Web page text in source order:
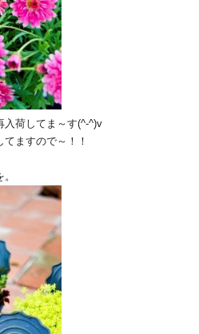
入荷してま～す(^-^)v
ますので～！！